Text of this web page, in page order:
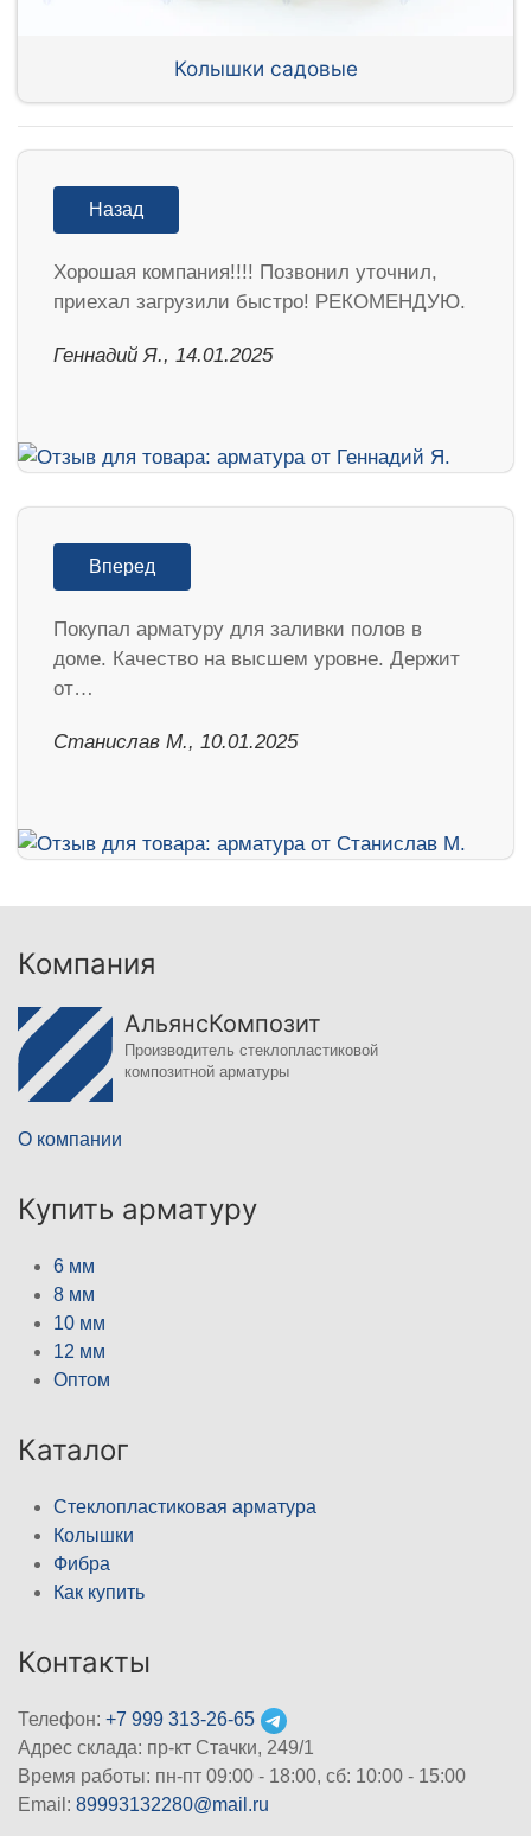
Колышки садовые
Назад
Хорошая компания!!!! Позвонил уточнил,
приехал загрузили быстро! РЕКОМЕНДУЮ.
Геннадий Я., 14.01.2025
Вперед
Покупал арматуру для заливки полов в
доме. Качество на высшем уровне. Держит
от…
Станислав М., 10.01.2025
Компания
АльянсКомпозит
Производитель стеклопластиковой
композитной арматуры
О компании
Купить арматуру
6 мм
8 мм
10 мм
12 мм
Оптом
Каталог
Стеклопластиковая арматура
Колышки
Фибра
Как купить
Контакты
Телефон: +7 999 313-26-65
Адрес склада: пр-кт Стачки, 249/1
Время работы: пн-пт 09:00 - 18:00, cб: 10:00 - 15:00
Email: 89993132280@mail.ru